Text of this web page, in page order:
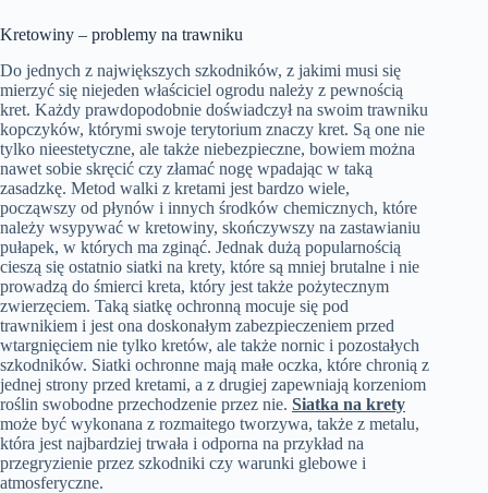
Kretowiny – problemy na trawniku
Do jednych z największych szkodników, z jakimi musi się
mierzyć się niejeden właściciel ogrodu należy z pewnością
kret. Każdy prawdopodobnie doświadczył na swoim trawniku
kopczyków, którymi swoje terytorium znaczy kret. Są one nie
tylko nieestetyczne, ale także niebezpieczne, bowiem można
nawet sobie skręcić czy złamać nogę wpadając w taką
zasadzkę. Metod walki z kretami jest bardzo wiele,
począwszy od płynów i innych środków chemicznych, które
należy wsypywać w kretowiny, skończywszy na zastawianiu
pułapek, w których ma zginąć. Jednak dużą popularnością
cieszą się ostatnio siatki na krety, które są mniej brutalne i nie
prowadzą do śmierci kreta, który jest także pożytecznym
zwierzęciem. Taką siatkę ochronną mocuje się pod
trawnikiem i jest ona doskonałym zabezpieczeniem przed
wtargnięciem nie tylko kretów, ale także nornic i pozostałych
szkodników. Siatki ochronne mają małe oczka, które chronią z
jednej strony przed kretami, a z drugiej zapewniają korzeniom
roślin swobodne przechodzenie przez nie. Siatka na krety
może być wykonana z rozmaitego tworzywa, także z metalu,
która jest najbardziej trwała i odporna na przykład na
przegryzienie przez szkodniki czy warunki glebowe i
atmosferyczne.